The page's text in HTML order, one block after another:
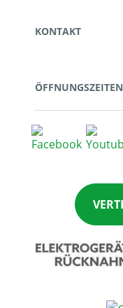
KONTAKT
ÖFFNUNGSZEITEN